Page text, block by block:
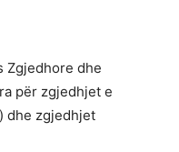
Zgjedhore dhe
për zgjedhjet e
dhe zgjedhjet